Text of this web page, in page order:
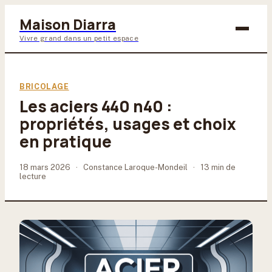
Maison Diarra
Vivre grand dans un petit espace
Maison & Déco
Jardinage
BRICOLAGE
Les aciers 440 n40 :
propriétés, usages et choix
en pratique
18 mars 2026 · Constance Laroque-Mondeil ·
13 min de
lecture